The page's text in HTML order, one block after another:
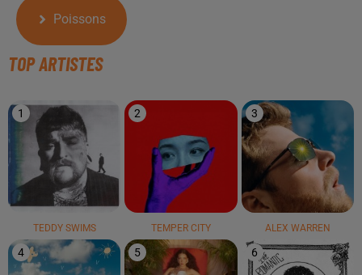
Poissons
TOP ARTISTES
1
TEDDY SWIMS
2
TEMPER CITY
3
ALEX WARREN
4 5 6